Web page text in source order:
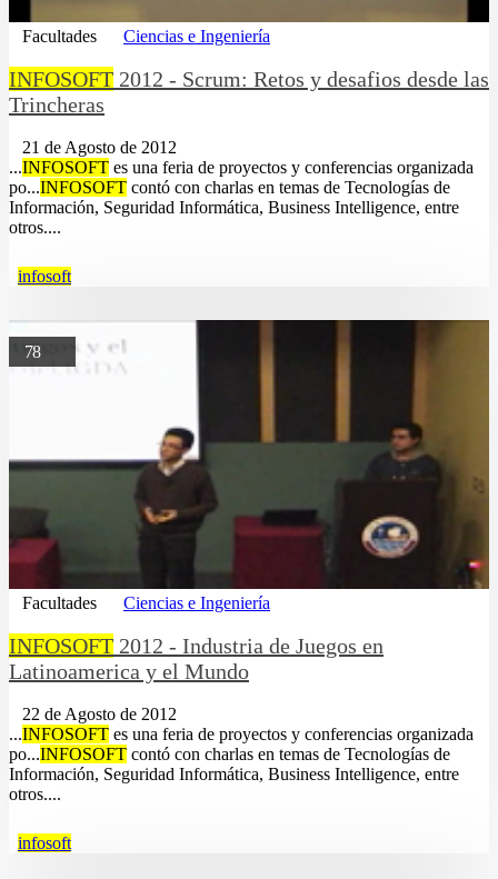
Facultades Ciencias e Ingeniería
INFOSOFT 2012 - Scrum: Retos y desafios desde las
Trincheras
21 de Agosto de 2012
...INFOSOFT es una feria de proyectos y conferencias organizada
po...INFOSOFT contó con charlas en temas de Tecnologías de
Información, Seguridad Informática, Business Intelligence, entre
otros....
infosoft
78
Facultades Ciencias e Ingeniería
INFOSOFT 2012 - Industria de Juegos en
Latinoamerica y el Mundo
22 de Agosto de 2012
...INFOSOFT es una feria de proyectos y conferencias organizada
po...INFOSOFT contó con charlas en temas de Tecnologías de
Información, Seguridad Informática, Business Intelligence, entre
otros....
infosoft